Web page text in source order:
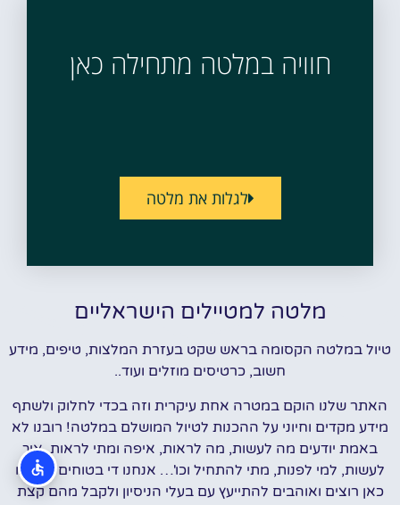
חוויה במלטה מתחילה כאן
לגלות את מלטה
מלטה למטיילים הישראליים
טיול במלטה הקסומה בראש שקט בעזרת המלצות, טיפים, מידע
חשוב, כרטיסים מוזלים ועוד..
האתר שלנו הוקם במטרה אחת עיקרית וזה בכדי לחלוק ולשתף
מידע מקדים וחיוני על ההכנות לטיול המושלם במלטה! רובנו לא
באמת יודעים מה לעשות, מה לראות, איפה ומתי לראות, איך
לעשות, למי לפנות, מתי להתחיל וכו'… אנחנו די בטוחים שכולנו
כאן רוצים ואוהבים להתייעץ עם בעלי הניסיון ולקבל מהם קצת